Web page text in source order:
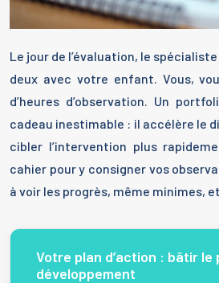
Le jour de l’évaluation, le spécialiste
deux avec votre enfant. Vous,
d’heures d’observation. Un
cadeau inestimable : il accélère le
cibler l’intervention plus
cahier pour y consigner vos
à voir les progrès, même minimes,
Votre plan d’action : bâtir
développement